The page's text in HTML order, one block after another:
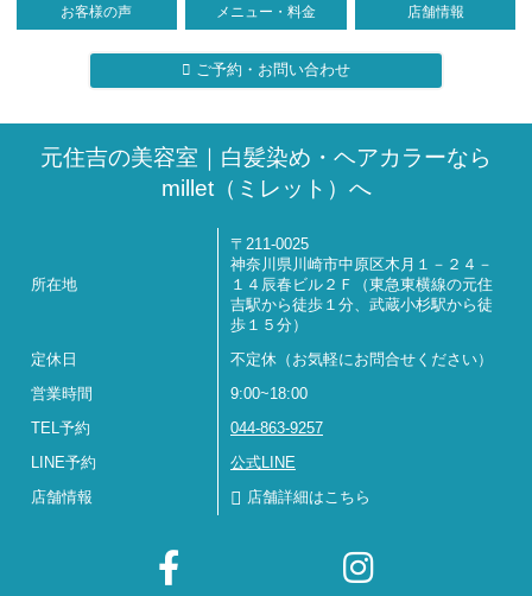
お客様の声 メニュー・料金 店舗情報
ご予約・お問い合わせ
元住吉の美容室｜白髪染め・ヘアカラーなら
millet（ミレット）へ
所在地
〒211-0025
神奈川県川崎市中原区木月１－２４－
１４辰春ビル２Ｆ（東急東横線の元住
吉駅から徒歩１分、武蔵小杉駅から徒
歩１５分）
定休日 不定休（お気軽にお問合せください）
営業時間 9:00~18:00
TEL予約 044-863-9257
LINE予約 公式LINE
店舗情報 店舗詳細はこちら